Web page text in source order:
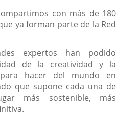
con más de 180
ya forman parte de la Red
expertos han podido
de la creatividad y la
hacer del mundo en
que supone cada una de
más sostenible, más